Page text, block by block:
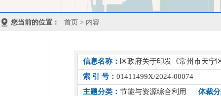
您当前的位置： 首页 > 内容
信息名称： 区政府关于印发《常州市天宁
索 引 号： 01411499X/2024-00074
主题分类： 节能与资源综合利用
体裁